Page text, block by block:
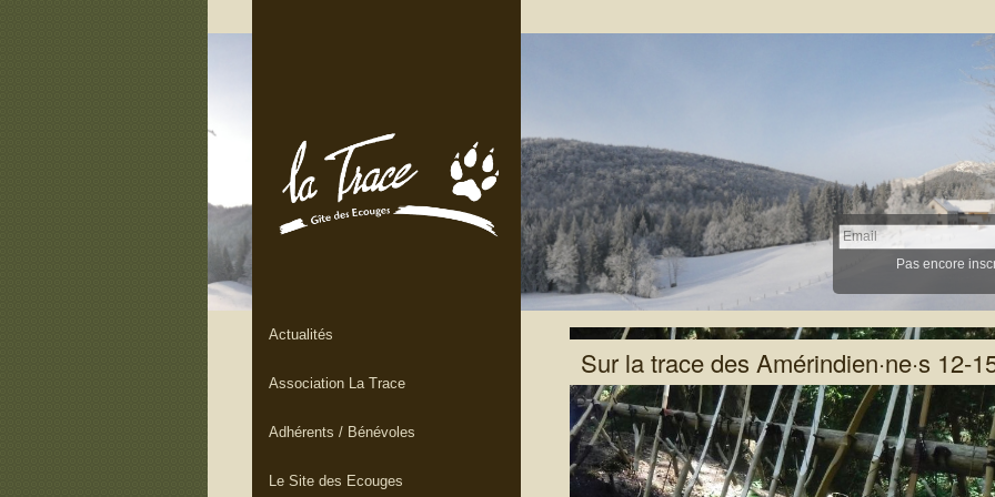
Email
Pas encore
Sur la trace des Amérindien·ne·s 12-
Actualités
Association La Trace
Adhérents / Bénévoles
Le Site des Ecouges